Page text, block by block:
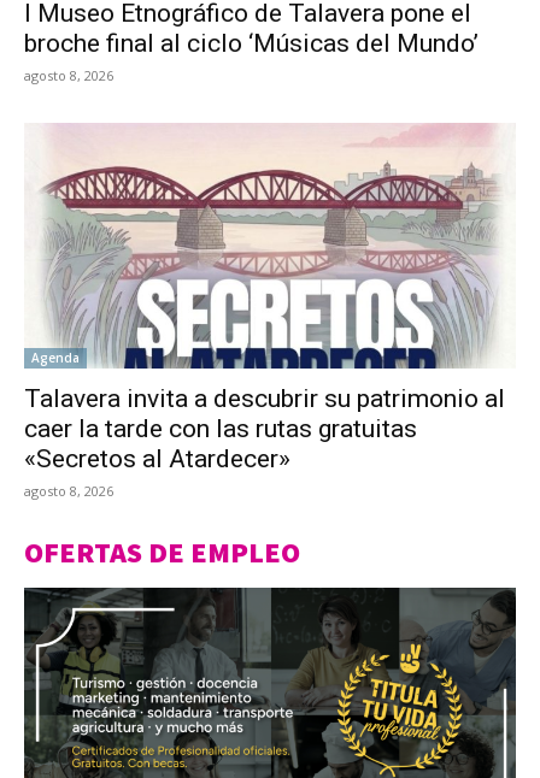
l Museo Etnográfico de Talavera pone el
broche final al ciclo ‘Músicas del Mundo’
agosto 8, 2026
Agenda
Talavera invita a descubrir su patrimonio al
caer la tarde con las rutas gratuitas
«Secretos al Atardecer»
agosto 8, 2026
OFERTAS DE EMPLEO